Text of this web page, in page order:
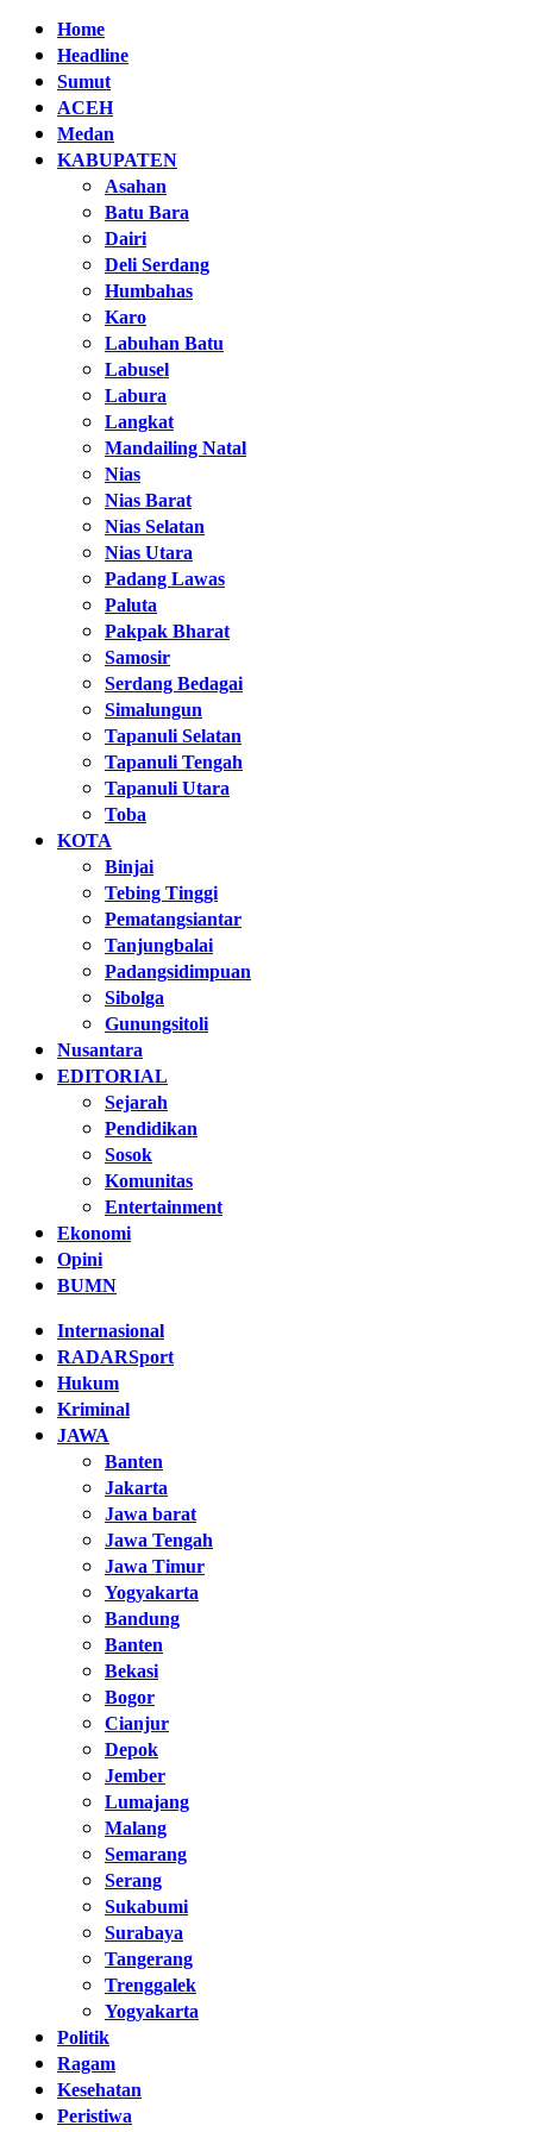
Home
Headline
Sumut
ACEH
Medan
KABUPATEN
Asahan
Batu Bara
Dairi
Deli Serdang
Humbahas
Karo
Labuhan Batu
Labusel
Labura
Langkat
Mandailing Natal
Nias
Nias Barat
Nias Selatan
Nias Utara
Padang Lawas
Paluta
Pakpak Bharat
Samosir
Serdang Bedagai
Simalungun
Tapanuli Selatan
Tapanuli Tengah
Tapanuli Utara
Toba
KOTA
Binjai
Tebing Tinggi
Pematangsiantar
Tanjungbalai
Padangsidimpuan
Sibolga
Gunungsitoli
Nusantara
EDITORIAL
Sejarah
Pendidikan
Sosok
Komunitas
Entertainment
Ekonomi
Opini
BUMN
Internasional
RADARSport
Hukum
Kriminal
JAWA
Banten
Jakarta
Jawa barat
Jawa Tengah
Jawa Timur
Yogyakarta
Bandung
Banten
Bekasi
Bogor
Cianjur
Depok
Jember
Lumajang
Malang
Semarang
Serang
Sukabumi
Surabaya
Tangerang
Trenggalek
Yogyakarta
Politik
Ragam
Kesehatan
Peristiwa